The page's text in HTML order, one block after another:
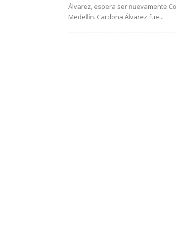
Álvarez, espera ser nuevamente
Medellín. Cardona Álvarez fue...